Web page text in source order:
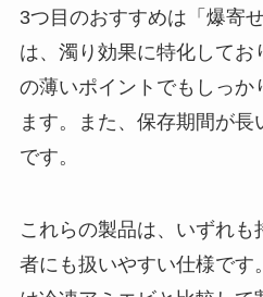
3つ目のおすすめは「爆寄
は、濁り効果に特化してお
の薄いポイントでもしっか
ます。また、保存期間が
です。
これらの製品は、いずれ
者にも扱いやすい仕様です